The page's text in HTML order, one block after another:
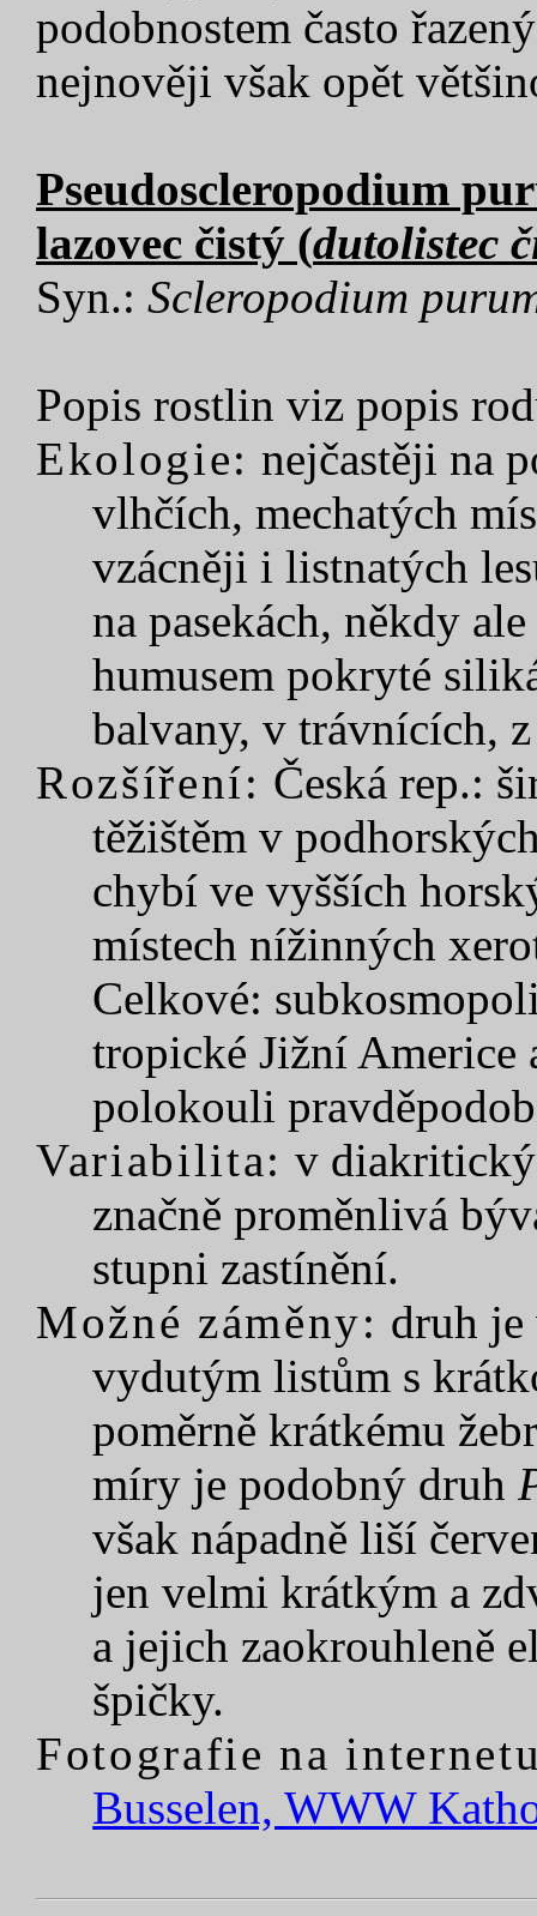
podobnostem často
nejnověji však opět
Pseudoscleropodium
lazovec čistý (dutolistec
Syn.: Scleropodium
Popis rostlin viz popis
Ekologie: nejčastěji na
vlhčích, mechatých
vzácněji i listnatých
na pasekách, někdy
humusem pokryté
balvany, v trávnících,
Rozšíření: Česká rep.:
těžištěm v
chybí ve vyšších
místech nížinných
Celkové:
tropické Jižní Americe
polokouli
Variabilita: v
značně proměnlivá
stupni zastínění.
Možné záměny: druh je
vydutým listům s
poměrně krátkému
míry je podobný druh
však nápadně liší
jen velmi krátkým a
a jejich zaokrouhleně
špičky.
Fotografie na
Busselen, WWW